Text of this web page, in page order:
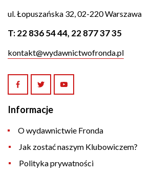
ul. Łopuszańska 32, 02-220 Warszawa
T:22 836 54 44, 22 877 37 35
kontakt@wydawnictwofronda.pl
Informacje
O wydawnictwie Fronda
Jak zostać naszym Klubowiczem?
Polityka prywatności